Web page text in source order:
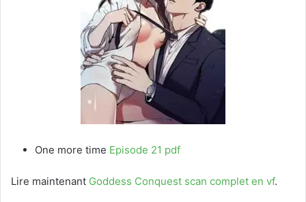
One more time Episode 21 pdf
Lire maintenant Goddess Conquest scan complet en vf.